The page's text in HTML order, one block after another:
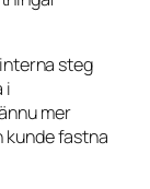
steg
i
mer
kunde fastna